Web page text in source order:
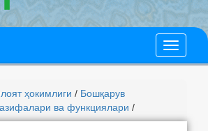
ҳокимлиги / Бошқарув
ва функциялари /